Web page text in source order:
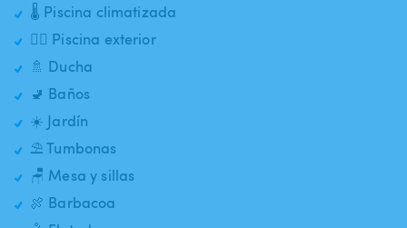
🌡️ Piscina climatizada
🏊‍♂️ Piscina exterior
🚿 Ducha
🚽 Baños
☀️ Jardín
⛱️ Tumbonas
🪑 Mesa y sillas
🍖 Barbacoa